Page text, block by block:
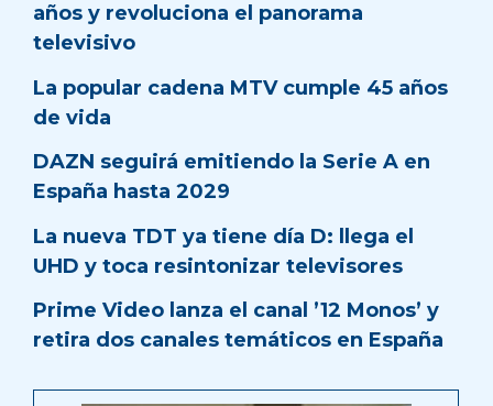
años y revoluciona el panorama
televisivo
La popular cadena MTV cumple 45 años
de vida
DAZN seguirá emitiendo la Serie A en
España hasta 2029
La nueva TDT ya tiene día D: llega el
UHD y toca resintonizar televisores
Prime Video lanza el canal ’12 Monos’ y
retira dos canales temáticos en España